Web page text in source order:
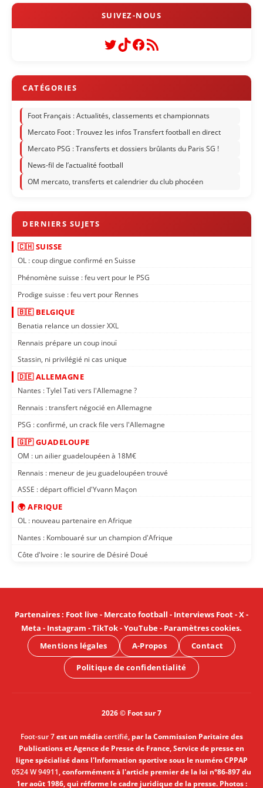
Twitter
TikTok
Facebook
Flux RSS
Foot Français : Actualités, classements et championnats
Mercato Foot : Trouvez les infos Transfert football en direct
Mercato PSG : Transferts et dossiers brûlants du Paris SG !
News-fil de l’actualité football
OM mercato, transferts et calendrier du club phocéen
🇨🇭 SUISSE
OL : coup dingue confirmé en Suisse
Phénomène suisse : feu vert pour le PSG
Prodige suisse : feu vert pour Rennes
🇧🇪 BELGIQUE
Benatia relance un dossier XXL
Rennais prépare un coup inouï
Stassin, ni privilégié ni cas unique
🇩🇪 ALLEMAGNE
Nantes : Tylel Tati vers l'Allemagne ?
Rennais : transfert négocié en Allemagne
PSG : confirmé, un crack file vers l'Allemagne
🇬🇵 GUADELOUPE
OM : un ailier guadeloupéen à 18M€
Rennais : meneur de jeu guadeloupéen trouvé
ASSE : départ officiel d'Yvann Maçon
🌍 AFRIQUE
OL : nouveau partenaire en Afrique
Nantes : Kombouaré sur un champion d'Afrique
Côte d'Ivoire : le sourire de Désiré Doué
Partenaires: Foot live- Mercato football - Interviews Foot-X-
Meta - Instagram -TikTok-YouTube- Paramètres cookies.
Mentions légales
A-Propos Contact
Politique de confidentialité
2026 © Foot sur 7
Foot-sur 7est un médiacertifié, par la Commission Paritaire des
Publications et Agence de Presse de France, Service de presse en
ligne spécialisé dans l'Information sportive sous le numéro CPPAP
0524 W 94911, conformément à l'article premier de la loi n°86-897 du
1er août 1986, qui réforme le cadre juridique de la presse. Photos :